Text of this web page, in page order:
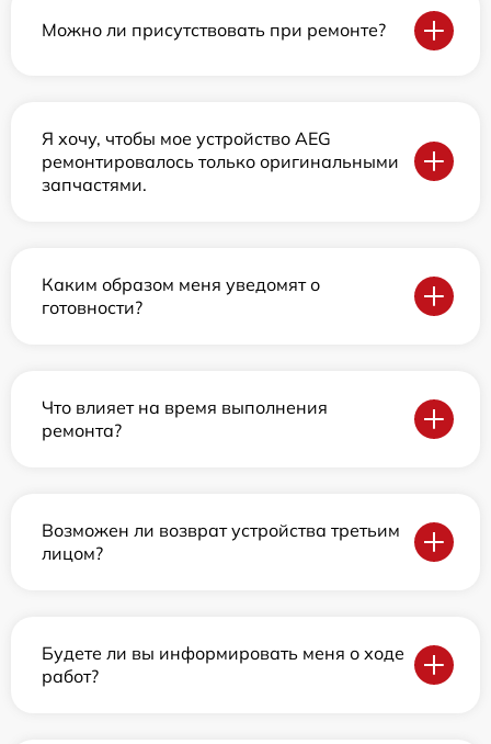
Можно ли присутствовать при ремонте?
Я хочу, чтобы мое устройство AEG
ремонтировалось только оригинальными
запчастями.
Каким образом меня уведомят о
готовности?
Что влияет на время выполнения
ремонта?
Возможен ли возврат устройства третьим
лицом?
Будете ли вы информировать меня о ходе
работ?